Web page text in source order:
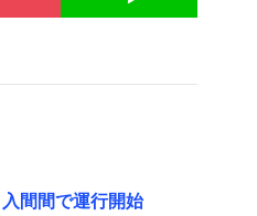
間間で運行開始